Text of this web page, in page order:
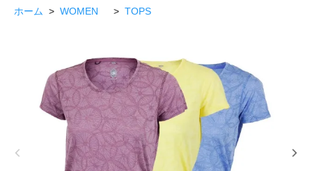
ホーム > WOMEN > TOPS